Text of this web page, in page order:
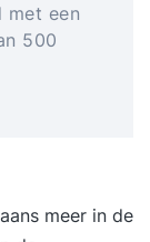
met een
500
meer in de